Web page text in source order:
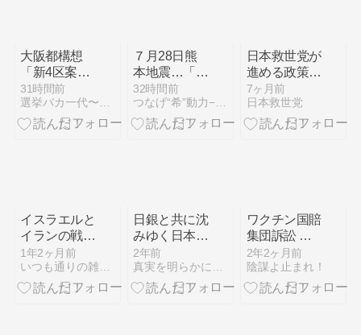
大阪都構想
「新4区案」
が決定 次の
争点は特別区
の役割
31時間前
７月28日熊
本地震…「権
力者」「憎
悪・ヘイ
ト」、チェッ
32時間前
日本救世党が
進める政策
（2026年1月
20日版）
7ヶ月前
日本救世党
イスラエルと
イランの戦
い、ふざける
なよ！
1年2ヶ月前
日銀と共に沈
みゆく日本経
済
2年前
ワクチン国賠
集団訴訟 訴
状内容、記者
「どう解釈す
ればいいので
2年2ヶ月前
陰謀よ止まれ！